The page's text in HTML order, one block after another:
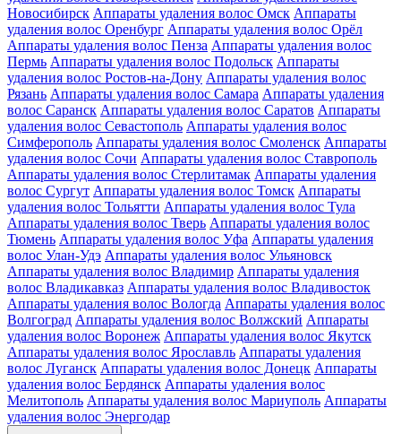
Новосибирск Аппараты удаления волос Омск Аппараты
удаления волос Оренбург Аппараты удаления волос Орёл
Аппараты удаления волос Пенза Аппараты удаления волос
Пермь Аппараты удаления волос Подольск Аппараты
удаления волос Ростов-на-Дону Аппараты удаления волос
Рязань Аппараты удаления волос Самара Аппараты удаления
волос Саранск Аппараты удаления волос Саратов Аппараты
удаления волос Севастополь Аппараты удаления волос
Симферополь Аппараты удаления волос Смоленск Аппараты
удаления волос Сочи Аппараты удаления волос Ставрополь
Аппараты удаления волос Стерлитамак Аппараты удаления
волос Сургут Аппараты удаления волос Томск Аппараты
удаления волос Тольятти Аппараты удаления волос Тула
Аппараты удаления волос Тверь Аппараты удаления волос
Тюмень Аппараты удаления волос Уфа Аппараты удаления
волос Улан-Удэ Аппараты удаления волос Ульяновск
Аппараты удаления волос Владимир Аппараты удаления
волос Владикавказ Аппараты удаления волос Владивосток
Аппараты удаления волос Вологда Аппараты удаления волос
Волгоград Аппараты удаления волос Волжский Аппараты
удаления волос Воронеж Аппараты удаления волос Якутск
Аппараты удаления волос Ярославль Аппараты удаления
волос Луганск Аппараты удаления волос Донецк Аппараты
удаления волос Бердянск Аппараты удаления волос
Мелитополь Аппараты удаления волос Мариуполь Аппараты
удаления волос Энергодар